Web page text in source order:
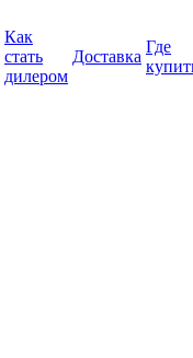
Как
стать
дилером
Доставка
Где